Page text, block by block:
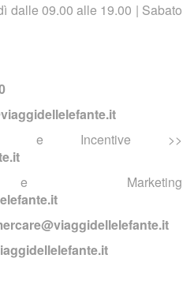
dalle 09.00 alle 19.00 | Sabato
e Incentive >>
e Marketing